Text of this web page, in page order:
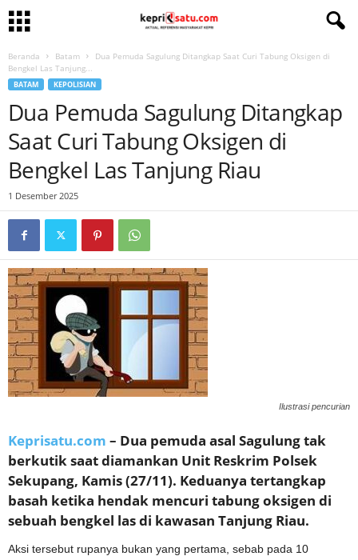
Beranda Batam
Dua Pemuda Sagulung Ditangkap Saat Curi Tabung Oksigen di
Bengkel Las Tanjung...
BATAM KEPOLISIAN
Dua Pemuda Sagulung Ditangkap
Saat Curi Tabung Oksigen di
Bengkel Las Tanjung Riau
1 Desember 2025
Ilustrasi pencurian
Keprisatu.com – Dua pemuda asal Sagulung tak
berkutik saat diamankan Unit Reskrim Polsek
Sekupang, Kamis (27/11). Keduanya tertangkap
basah ketika hendak mencuri tabung oksigen di
sebuah bengkel las di kawasan Tanjung Riau.
Aksi tersebut rupanya bukan yang pertama, sebab pada 10